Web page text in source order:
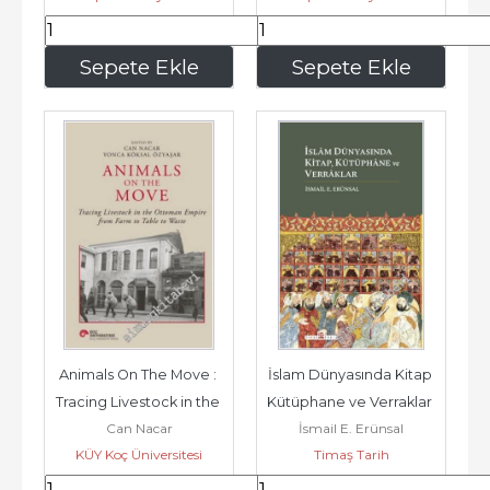
Sepete Ekle
315,00 Sepete Ekle
315,00
Animals On The Move :
Tracing Livestock in the
Ottoman Empire from
Farm...
Can Nacar
KÜY Koç Üniversitesi
Yayınları
İslam Dünyasında Kitap
Kütüphane ve Verraklar
-
İsmail E. Erünsal
Timaş Tarih